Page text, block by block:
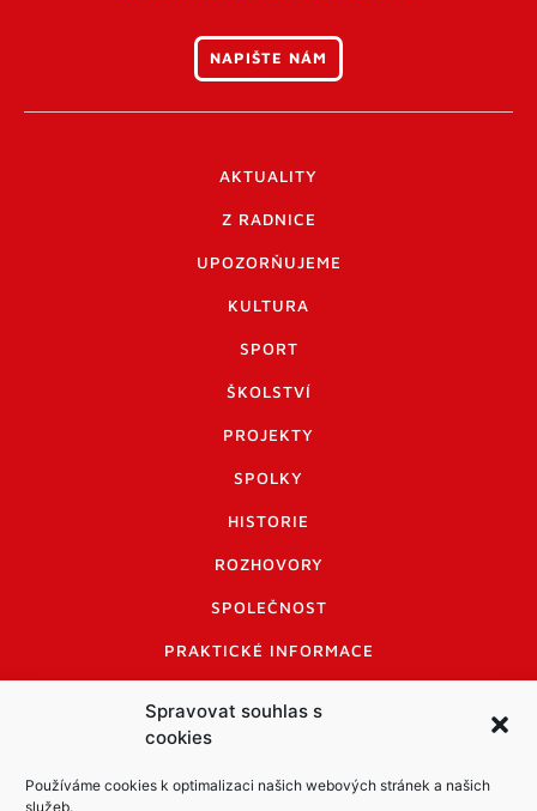
Spravovat souhlas s
cookies
Používáme cookies k optimalizaci našich webových stránek a našich
služeb.
NAPIŠTE NÁM
AKTUALITY
Z RADNICE
UPOZORŇUJEME
KULTURA
SPORT
ŠKOLSTVÍ
PROJEKTY
SPOLKY
HISTORIE
ROZHOVORY
SPOLEČNOST
PRAKTICKÉ INFORMACE
INFORMACE A KODEX DISKUTUJÍCÍCH
LOGO A LOGO MANUÁL